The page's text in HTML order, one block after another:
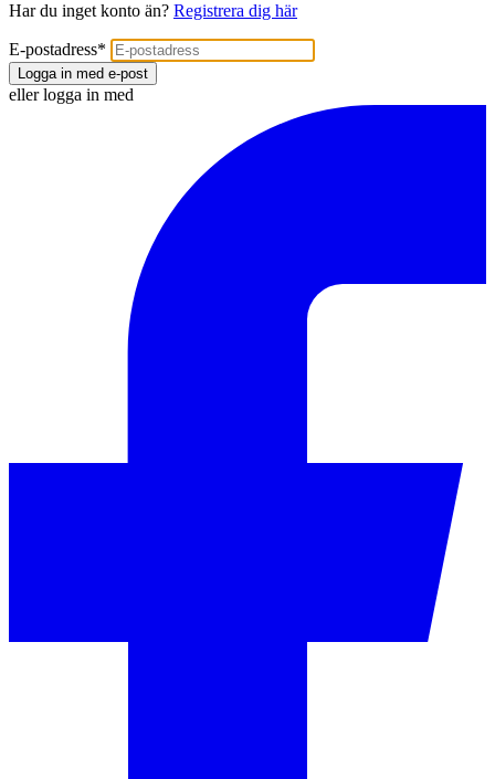
Har du inget konto än? Registrera dig här
E-postadress*
Logga in med e-post
eller logga in med